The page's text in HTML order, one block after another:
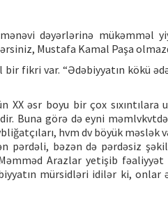
dəyərlərinə mükəmməl
Mustafa Kamal Paşa
fikri var. “Ədəbiyyatın kökü
XX əsr boyu bir çox sıxıntılara
Buna görə də eyni
hvm dv böyük məslək
pərdəli, bəzən də pərdəsiz
Arazlar yetişib
mürsidləri idilər ki, onlar